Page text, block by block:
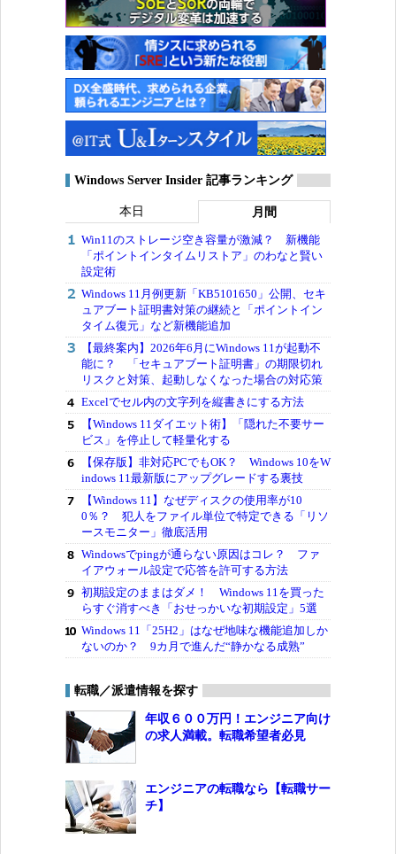
Windows Server Insider 記事ランキング
本日 月間
Win11のストレージ空き容量が激減？ 新機能
「ポイントインタイムリストア」のわなと賢い
設定術
Windows 11月例更新「KB5101650」公開、セキ
ュアブート証明書対策の継続と「ポイントイン
タイム復元」など新機能追加
【最終案内】2026年6月にWindows 11が起動不
能に？ 「セキュアブート証明書」の期限切れ
リスクと対策、起動しなくなった場合の対応策
Excelでセル内の文字列を縦書きにする方法
【Windows 11ダイエット術】「隠れた不要サー
ビス」を停止して軽量化する
【保存版】非対応PCでもOK？ Windows 10をW
indows 11最新版にアップグレードする裏技
【Windows 11】なぜディスクの使用率が10
0％？ 犯人をファイル単位で特定できる「リソ
ースモニター」徹底活用
Windowsでpingが通らない原因はコレ？ ファ
イアウォール設定で応答を許可する方法
初期設定のままはダメ！ Windows 11を買った
らすぐ消すべき「おせっかいな初期設定」5選
Windows 11「25H2」はなぜ地味な機能追加しか
ないのか？ 9カ月で進んだ“静かなる成熟”
転職／派遣情報を探す
年収６００万円！エンジニア向け
の求人満載。転職希望者必見
エンジニアの転職なら【転職サー
チ】